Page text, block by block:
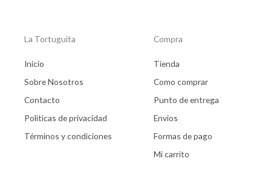
La Tortuguita
Inicio
Sobre Nosotros
Contacto
Politicas de privacidad
Términos y condiciones
Compra
Tienda
Como comprar
Punto de entrega
Envios
Formas de pago
Mi carrito